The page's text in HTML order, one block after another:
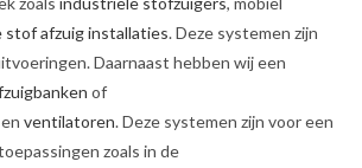
stof afzuig installaties. Deze systemen zijn
Daarnaast hebben wij een
of
enventilatoren. Deze systemen zijn voor een
zoals in de